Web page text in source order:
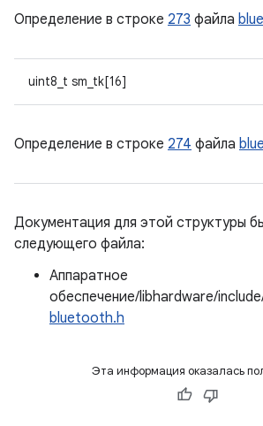
Определение в строке 273 файла
uint8_t sm_tk[16]
Определение в строке 274 файла
Документация для этой структуры
следующего файла:
Аппаратное
обеспечение/libhardware/
bluetooth.h
Эта информация оказалась